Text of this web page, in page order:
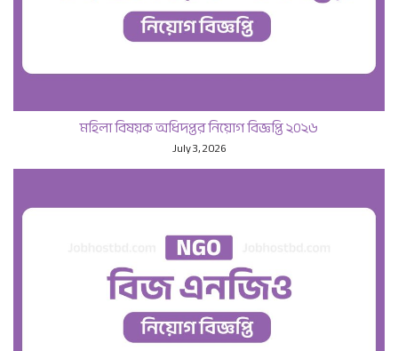
মহিলা বিষয়ক অধিদপ্তর নিয়োগ বিজ্ঞপ্তি ২০২৬
July 3, 2026